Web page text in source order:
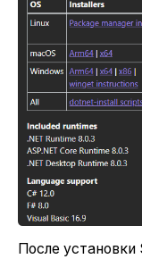
После